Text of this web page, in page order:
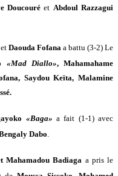
Doucouréet Abdoul Razzagui
et Daouda Fofana a battu (3-2) Le
«Mad Diallo», Mahamahame
Saydou Keïta, Malamine
«Baga» a fait (1-1) avec
Dabo.
Mahamadou Badiaga a pris le